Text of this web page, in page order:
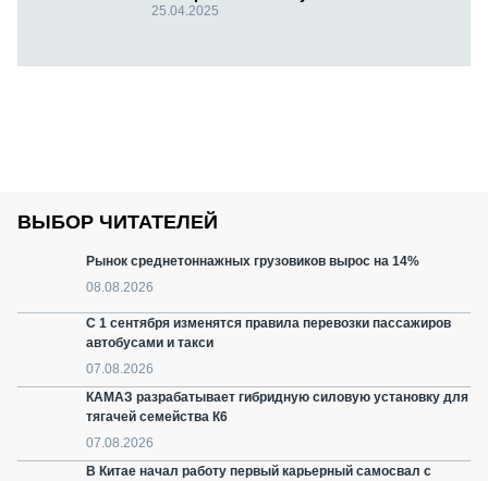
25.04.2025
ВЫБОР ЧИТАТЕЛЕЙ
Рынок среднетоннажных грузовиков вырос на 14%
08.08.2026
С 1 сентября изменятся правила перевозки пассажиров
автобусами и такси
07.08.2026
КАМАЗ разрабатывает гибридную силовую установку для
тягачей семейства К6
07.08.2026
В Китае начал работу первый карьерный самосвал с